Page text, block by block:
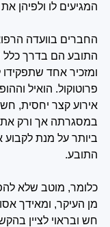
המגיעים לו ולפיהן
החברים בוועדה
התובע הם בדרך
ומזכיר אחד שתפקידו
פרוטוקול. הואיל
אירוע קצר יחסית,
במסגרתה אך ורק את
ביותר על מנת לקבוע
התובע.
כלומר, מוטב שלא
מן העיקר, ומאידך
חש ובראוי לציין